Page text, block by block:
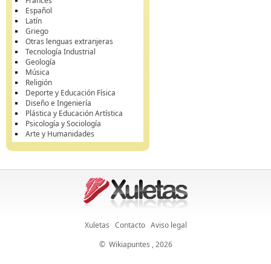
Español
Latín
Griego
Otras lenguas extranjeras
Tecnología Industrial
Geología
Música
Religión
Deporte y Educación Física
Diseño e Ingeniería
Plástica y Educación Artística
Psicología y Sociología
Arte y Humanidades
Xuletas Contacto Aviso legal
© Wikiapuntes , 2026